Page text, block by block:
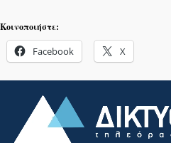
Κοινοποιήστε:
Facebook X